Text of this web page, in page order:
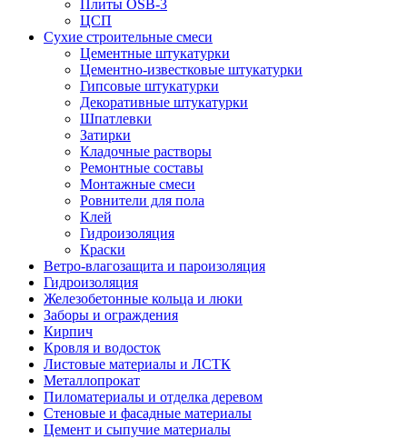
Плиты OSB-3
ЦСП
Сухие строительные смеси
Цементные штукатурки
Цементно-известковые штукатурки
Гипсовые штукатурки
Декоративные штукатурки
Шпатлевки
Затирки
Кладочные растворы
Ремонтные составы
Монтажные смеси
Ровнители для пола
Клей
Гидроизоляция
Краски
Ветро-влагозащита и пароизоляция
Гидроизоляция
Железобетонные кольца и люки
Заборы и ограждения
Кирпич
Кровля и водосток
Листовые материалы и ЛСТК
Металлопрокат
Пиломатериалы и отделка деревом
Стеновые и фасадные материалы
Цемент и сыпучие материалы